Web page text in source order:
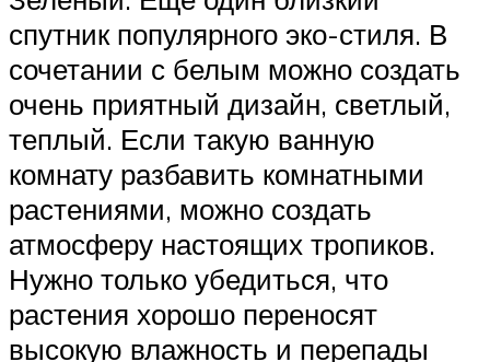
спутник популярного эко-стиля. В
сочетании с белым можно создать
очень приятный дизайн, светлый,
теплый. Если такую ванную
комнату разбавить комнатными
растениями, можно создать
атмосферу настоящих тропиков.
Нужно только убедиться, что
растения хорошо переносят
высокую влажность и перепады